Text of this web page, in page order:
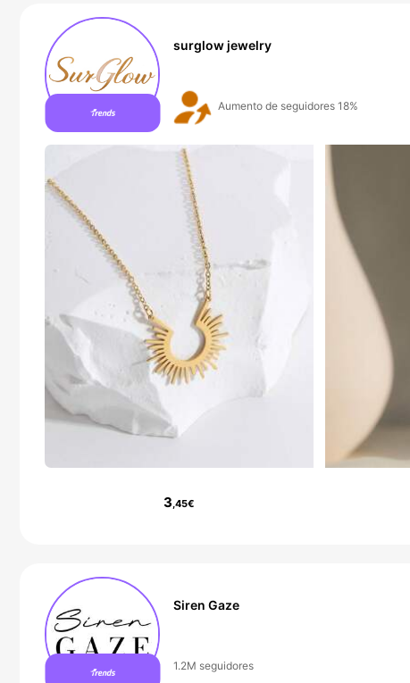
surglow jewelry
6 Nuevo
3,45€
Siren Gaze
99+ Nuevo